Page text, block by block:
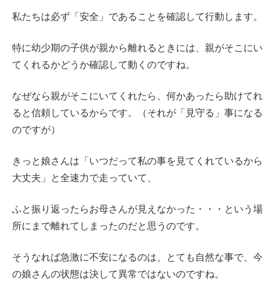
私たちは必ず「安全」であることを確認して行動します。
特に幼少期の子供が親から離れるときには、親がそこにい
てくれるかどうか確認して動くのですね。
なぜなら親がそこにいてくれたら、何かあったら助けてれ
ると信頼しているからです。（それが「見守る」事になる
のですが）
きっと娘さんは「いつだって私の事を見てくれているから
大丈夫」と全速力で走っていて、
ふと振り返ったらお母さんが見えなかった・・・という場
所にまで離れてしまったのだと思うのです。
そうなれば急激に不安になるのは、とても自然な事で、今
の娘さんの状態は決して異常ではないのですね。